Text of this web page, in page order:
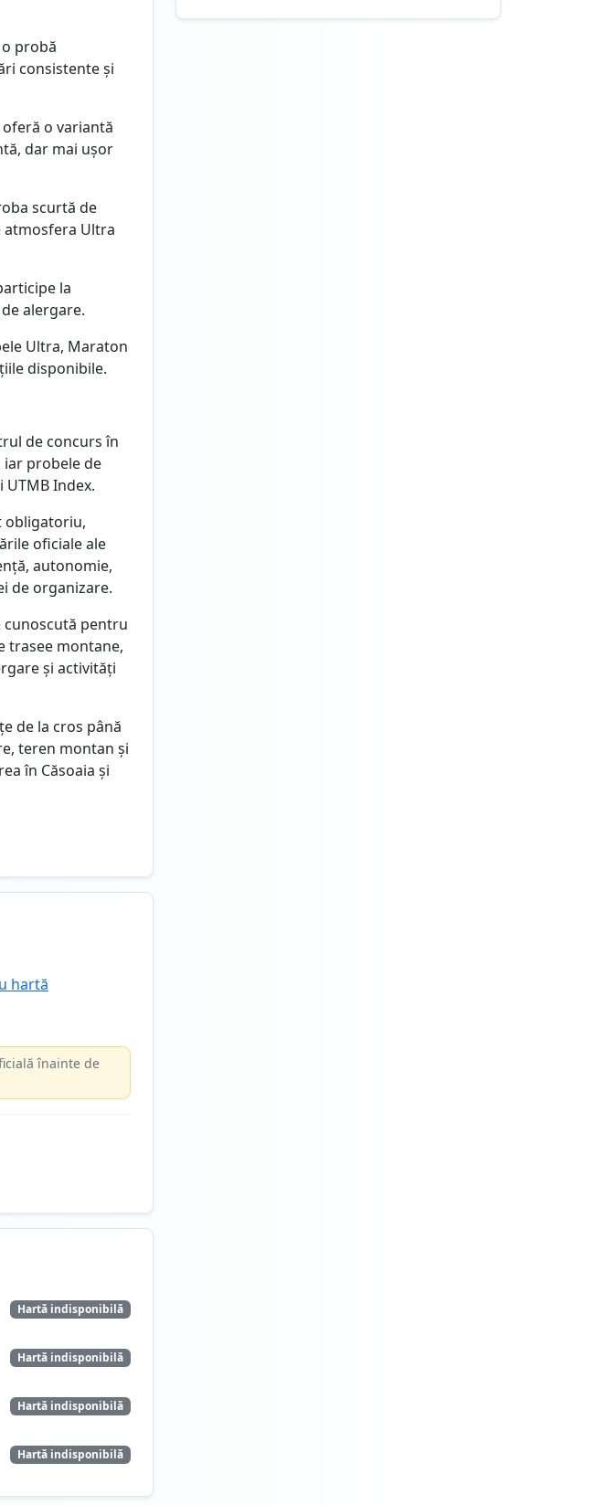
o probă
consistente și
oferă o variantă
dar mai ușor
scurtă de
atmosfera Ultra
la
alergare.
Ultra, Maraton
disponibile.
de concurs în
iar probele de
Index.
obligatoriu,
oficiale ale
autonomie,
de organizare.
cunoscută pentru
trasee montane,
și activități
de la cros până
teren montan și
în Căsoaia și
hartă
înainte de
Hartă indisponibilă
Hartă indisponibilă
Hartă indisponibilă
Hartă indisponibilă